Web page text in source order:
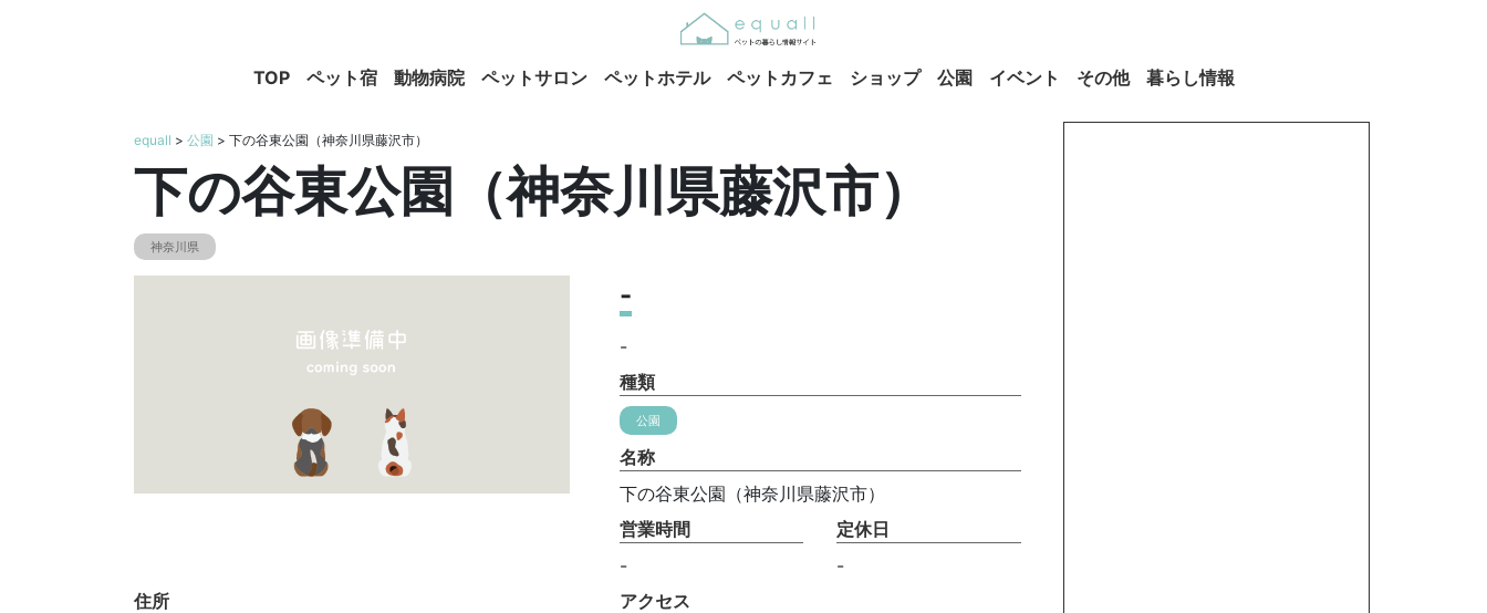
TOP ペット宿 動物病院 ペットサロン ペットホテル ペットカフェ ショップ 公園 イベント その他 暮らし情報
equall > 公園 > 下の谷東公園（神奈川県藤沢市）
下の谷東公園（神奈川県藤沢市）
神奈川県
-
-
種類
公園
名称
下の谷東公園（神奈川県藤沢市）
営業時間
-
定休日
-
住所
アクセス